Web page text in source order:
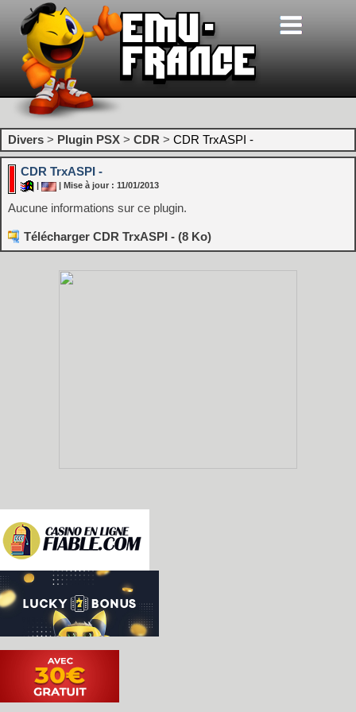
Divers > Plugin PSX > CDR > CDR TrxASPI -
CDR TrxASPI -
| Mise à jour : 11/01/2013
Aucune informations sur ce plugin.
Télécharger CDR TrxASPI - (8 Ko)